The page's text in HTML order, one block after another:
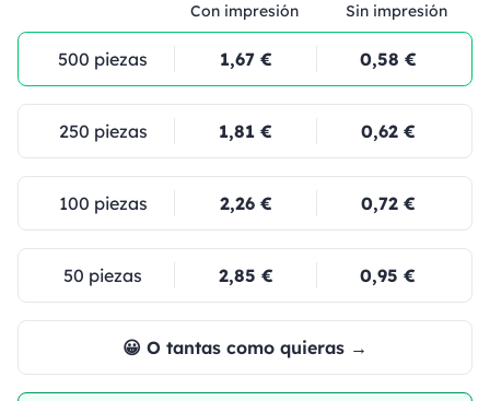
Con impresión Sin impresión
500 piezas 1,67 € 0,58 €
250 piezas 1,81 € 0,62 €
100 piezas 2,26 € 0,72 €
50 piezas 2,85 € 0,95 €
😀 O tantas como quieras →